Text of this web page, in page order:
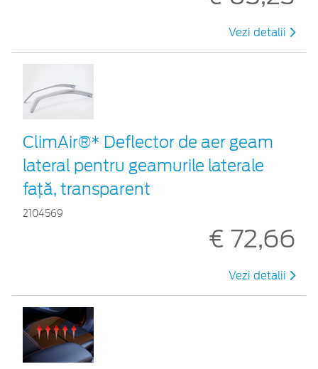
Vezi detalii
ClimAir®* Deflector de aer geam
lateral pentru geamurile laterale
faţă, transparent
2104569
€ 72,66
Vezi detalii